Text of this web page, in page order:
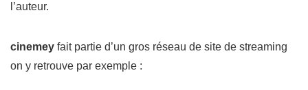
l’auteur.
cinemey fait partie d’un gros réseau de site de streaming
on y retrouve par exemple :